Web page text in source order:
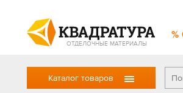
ОТДЕЛОЧНЫЕ МАТЕРИАЛЫ
Каталог товаров